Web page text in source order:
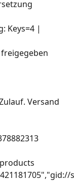
Keys=4 |
freigegeben
Versand